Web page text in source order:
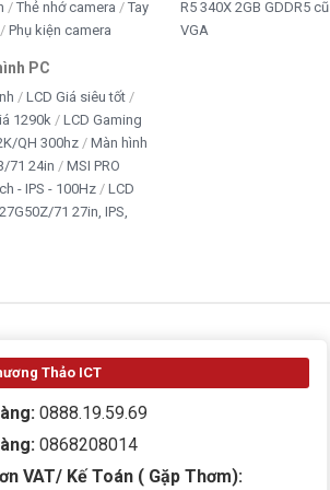
Thẻ nhớ camera
Tay
Phụ kiện camera
PC
LCD Giá siêu tốt
1290k
LCD Gaming
QH 300hz
Màn hình
71 24in
MSI PRO
- IPS - 100Hz
LCD
71 27in, IPS,
R5 340X 2GB GDDR5 cũ
VGA
Thảo ICT
0888.19.59.69
0868208014
VAT/ Kế Toán ( Gặp Thơm):